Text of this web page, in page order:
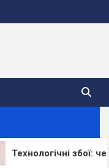
збої: через що